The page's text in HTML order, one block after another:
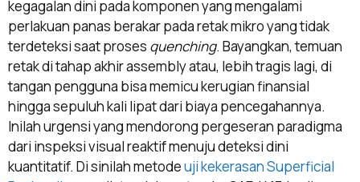
kegagalan dini pada komponen yang mengalami
perlakuan panas berakar pada retak mikro yang tidak
terdeteksi saat proses quenching. Bayangkan, temuan
retak di tahap akhir assembly atau, lebih tragis lagi, di
tangan pengguna bisa memicu kerugian finansial
hingga sepuluh kali lipat dari biaya pencegahannya.
Inilah urgensi yang mendorong pergeseran paradigma
dari inspeksi visual reaktif menuju deteksi dini
kuantitatif. Di sinilah metodeuji kekerasan Superficial